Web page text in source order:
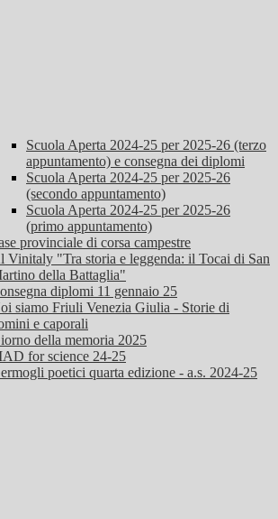
Scuola Aperta 2024-25 per 2025-26 (terzo
appuntamento) e consegna dei diplomi
Scuola Aperta 2024-25 per 2025-26
(secondo appuntamento)
Scuola Aperta 2024-25 per 2025-26
(primo appuntamento)
provinciale di corsa campestre
Vinitaly "Tra storia e leggenda: il Tocai di San
della Battaglia"
diplomi 11 gennaio 25
siamo Friuli Venezia Giulia - Storie di
e caporali
della memoria 2025
for science 24-25
poetici quarta edizione - a.s. 2024-25